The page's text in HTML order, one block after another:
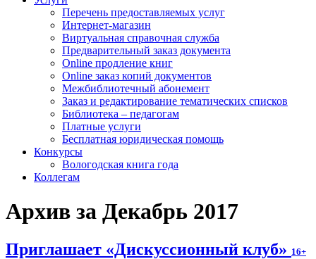
Перечень предоставляемых услуг
Интернет-магазин
Виртуальная справочная служба
Предварительный заказ документа
Online продление книг
Online заказ копий документов
Межбиблиотечный абонемент
Заказ и редактирование тематических списков
Библиотека – педагогам
Платные услуги
Бесплатная юридическая помощь
Конкурсы
Вологодская книга года
Коллегам
Архив за Декабрь 2017
Приглашает «Дискуссионный клуб» 16+